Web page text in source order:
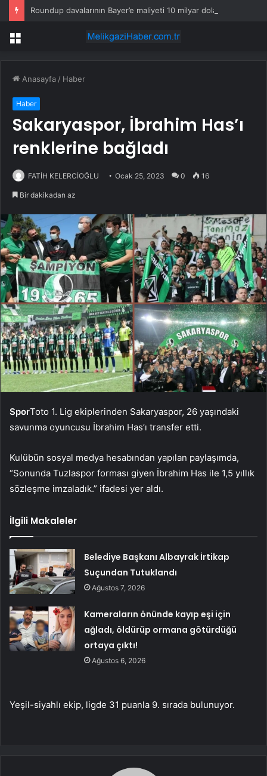
Roundup davalarının Bayer’e maliyeti 10 milyar doları aştı
Menü
Anasayfa / Haber
Haber
Sakaryaspor, İbrahim Has’ı
renklerine bağladı
FATİH KELERCİOĞLU Ocak 25, 2023 0 16
Bir dakikadan az
SporToto 1. Lig ekiplerinden Sakaryaspor, 26 yaşındaki
savunma oyuncusu İbrahim Has’ı transfer etti.
Kulübün sosyal medya hesabından yapılan paylaşımda,
“Sonunda Tuzlaspor forması giyen İbrahim Has ile 1,5 yıllık
sözleşme imzaladık.” ifadesi yer aldı.
İlgili Makaleler
Belediye Başkanı Albayrak İrtikap
Suçundan Tutuklandı
Ağustos 7, 2026
Kameraların önünde kayıp eşi için
ağladı, öldürüp ormana götürdüğü
ortaya çıktı!
Ağustos 6, 2026
Yeşil-siyahlı ekip, ligde 31 puanla 9. sırada bulunuyor.